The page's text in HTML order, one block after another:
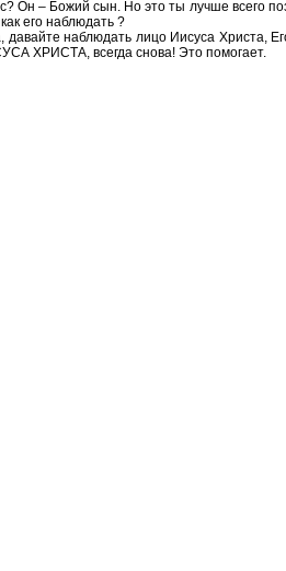
Он – Божий сын. Но это ты лучше всего
его наблюдать ?
наблюдать лицо Иисуса Христа,
ХРИСТА, всегда снова! Это помогает.